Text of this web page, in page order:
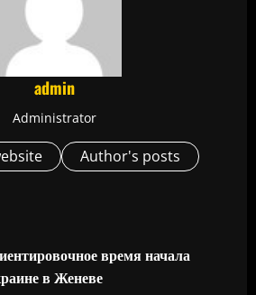
admin
Administrator
Author's posts
время начала
в Женеве